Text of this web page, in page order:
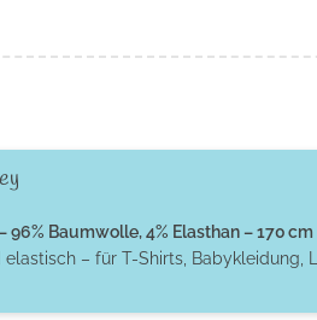
96% Baumwolle, 4% Elasthan – 170
elastisch – für T-Shirts, Babykleidung,